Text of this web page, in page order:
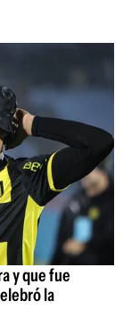
y que fue
la